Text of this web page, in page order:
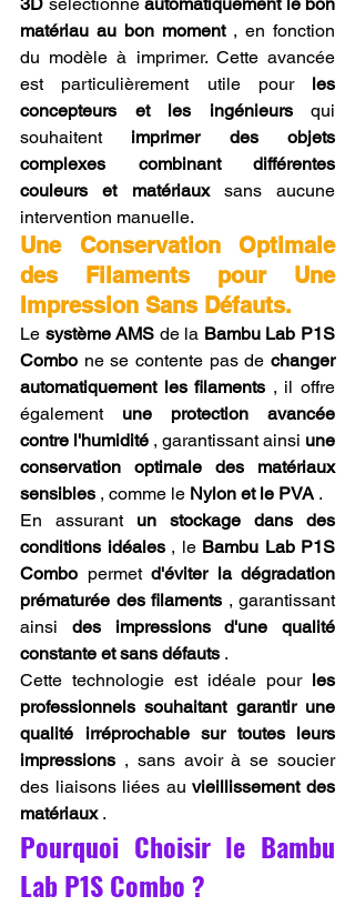
matériau au bon moment , en fonction
du modèle à imprimer. Cette avancée
est particulièrement utile pour les
concepteurs et les ingénieurs qui
souhaitent imprimer des objets
complexes combinant différentes
couleurs et matériaux sans aucune
intervention manuelle.
Une Conservation Optimale
des Filaments pour Une
Impression Sans Défauts.
Le système AMS de la Bambu Lab P1S
Combo ne se contente pas de changer
automatiquement les filaments , il offre
également une protection avancée
contre l'humidité , garantissant ainsi une
conservation optimale des matériaux
sensibles , comme le Nylon et le PVA .
En assurant un stockage dans des
conditions idéales , le Bambu Lab P1S
Combo permet d'éviter la dégradation
prématurée des filaments , garantissant
ainsi des impressions d'une qualité
constante et sans défauts .
Cette technologie est idéale pour les
professionnels souhaitant garantir une
qualité irréprochable sur toutes leurs
impressions , sans avoir à se soucier
des liaisons liées au vieillissement des
matériaux .
Pourquoi Choisir le Bambu
Lab P1S Combo ?